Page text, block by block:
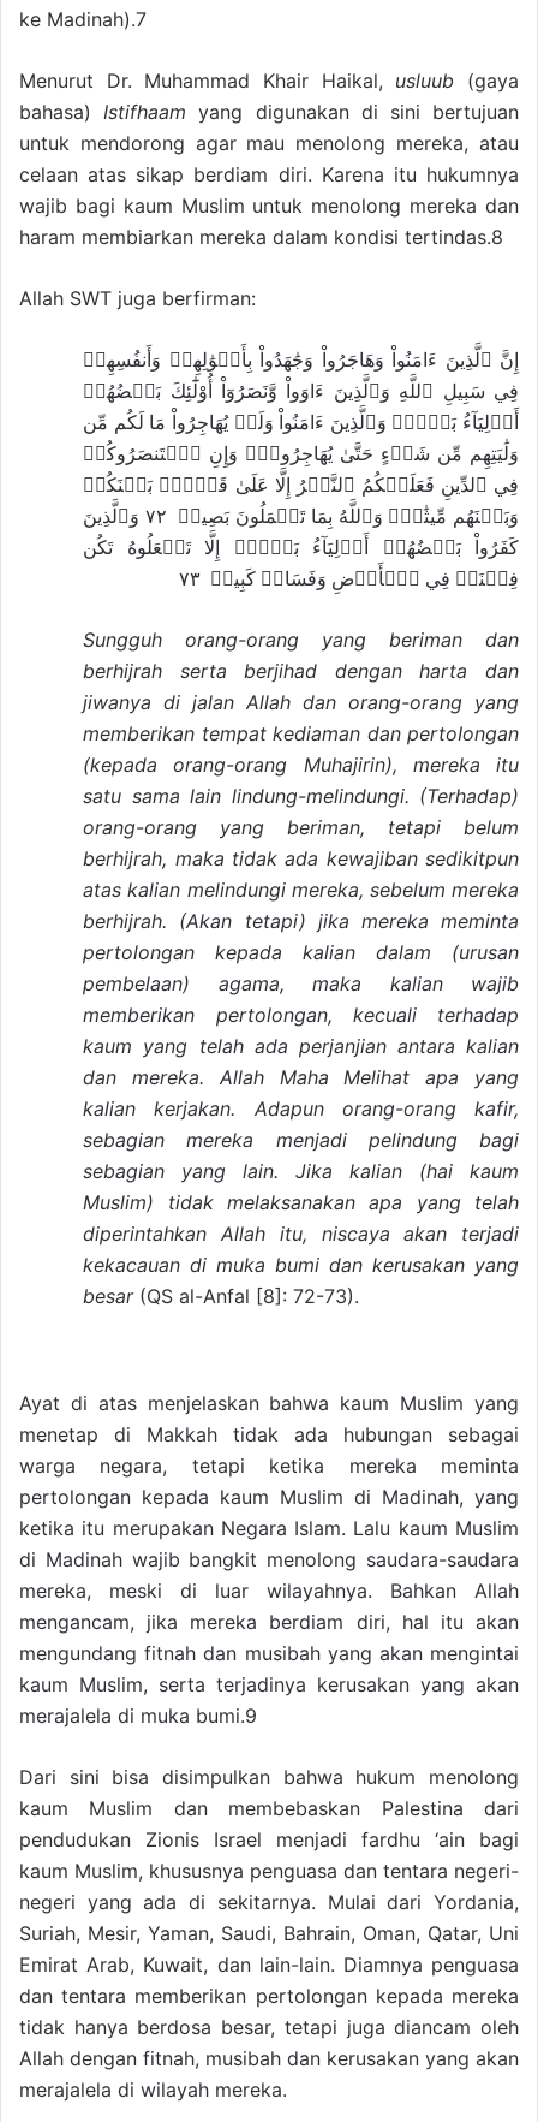
ke Madinah).7
Menurut Dr. Muhammad Khair Haikal, usluub (gaya
bahasa)Istifhaam yang digunakan di sini bertujuan
untuk mendorong agar mau menolong mereka, atau
celaan atas sikap berdiam diri. Karena itu hukumnya
wajib bagi kaum Muslim untuk menolong mereka dan
haram membiarkan mereka dalam kondisi tertindas.8
Allah SWT juga berfirman:
إِنَّ ٱلَّذِينَ ءَامَنُواْ وَهَاجَرُواْ وَجَٰهَدُواْ بِأَمۡوَٰلِهِمۡ وَأَنفُسِهِمۡ
فِي سَبِيلِ ٱللَّهِ وَٱلَّذِينَ ءَاوَواْ وَّنَصَرُوٓاْ أُوْلَٰٓئِكَ بَعۡضُهُمۡ
أَوۡلِيَآءُ بَعۡضٖۚ وَٱلَّذِينَ ءَامَنُواْ وَلَمۡ يُهَاجِرُواْ مَا لَكُم مِّن
وَلَٰيَتِهِم مِّن شَيۡءٍ حَتَّىٰ يُهَاجِرُواْۚ وَإِنِ ٱسۡتَنصَرُوكُمۡ
فِي ٱلدِّينِ فَعَلَيۡكُمُ ٱلنَّصۡرُ إِلَّا عَلَىٰ قَوۡمِۢ بَيۡنَكُمۡ
وَبَيۡنَهُم مِّيثَٰقٞۗ وَٱللَّهُ بِمَا تَعۡمَلُونَ بَصِيرٞ ٧٢ وَٱلَّذِينَ
كَفَرُواْ بَعۡضُهُمۡ أَوۡلِيَآءُ بَعۡضٍۚ إِلَّا تَفۡعَلُوهُ تَكُن
فِتۡنَةٞ فِي ٱلۡأَرۡضِ وَفَسَادٞ كَبِيرٞ ٧٣
Sungguh orang-orang yang beriman dan
berhijrah serta berjihad dengan harta dan
jiwanya di jalan Allah dan orang-orang yang
memberikan tempat kediaman dan pertoIongan
(kepada orang-orang Muhajirin), mereka itu
satu sama lain lindung-melindungi. (Terhadap)
orang-orang yang beriman, tetapi belum
berhijrah, maka tidak ada kewajiban sedikitpun
atas kalian melindungi mereka, sebelum mereka
berhijrah. (Akan tetapi) jika mereka meminta
pertolongan kepada kalian dalam (urusan
pembelaan) agama, maka kalian wajib
memberikan pertolongan, kecuali terhadap
kaum yang telah ada perjanjian antara kalian
dan mereka. Allah Maha Melihat apa yang
kalian kerjakan. Adapun orang-orang kafir,
sebagian mereka menjadi pelindung bagi
sebagian yang lain. Jika kalian (hai kaum
Muslim) tidak melaksanakan apa yang telah
diperintahkan Allah itu, niscaya akan terjadi
kekacauan di muka bumi dan kerusakan yang
besar (QS al-Anfal [8]: 72-73).
Ayat di atas menjelaskan bahwa kaum Muslim yang
menetap di Makkah tidak ada hubungan sebagai
warga negara, tetapi ketika mereka meminta
pertolongan kepada kaum Muslim di Madinah, yang
ketika itu merupakan Negara Islam. Lalu kaum Muslim
di Madinah wajib bangkit menolong saudara-saudara
mereka, meski di luar wilayahnya. Bahkan Allah
mengancam, jika mereka berdiam diri, hal itu akan
mengundang fitnah dan musibah yang akan mengintai
kaum Muslim, serta terjadinya kerusakan yang akan
merajalela di muka bumi.9
Dari sini bisa disimpulkan bahwa hukum menolong
kaum Muslim dan membebaskan Palestina dari
pendudukan Zionis Israel menjadi fardhu ‘ain bagi
kaum Muslim, khususnya penguasa dan tentara negeri-
negeri yang ada di sekitarnya. Mulai dari Yordania,
Suriah, Mesir, Yaman, Saudi, Bahrain, Oman, Qatar, Uni
Emirat Arab, Kuwait, dan lain-lain. Diamnya penguasa
dan tentara memberikan pertolongan kepada mereka
tidak hanya berdosa besar, tetapi juga diancam oleh
Allah dengan fitnah, musibah dan kerusakan yang akan
merajalela di wilayah mereka.